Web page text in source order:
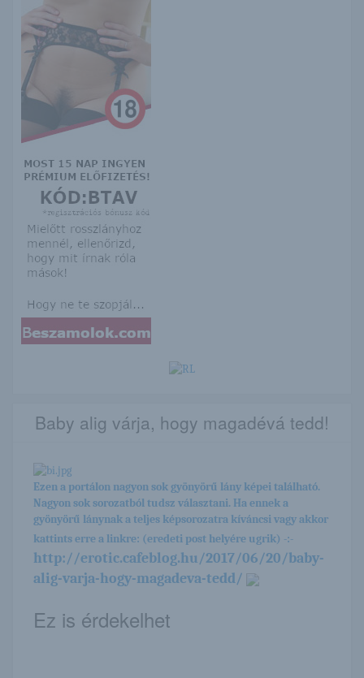
Baby alig várja, hogy magadévá tedd!
Ezen a portálon nagyon sok gyönyörű lány képei található.
Nagyon sok sorozatból tudsz választani. Ha ennek a
gyönyörű lánynak a teljes képsorozatra kíváncsi vagy akkor
kattints erre a linkre: (eredeti post helyére ugrik) -:-
http://erotic.cafeblog.hu/2017/06/20/baby-
alig-varja-hogy-magadeva-tedd/
Ez is érdekelhet